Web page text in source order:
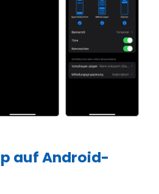
auf Android-